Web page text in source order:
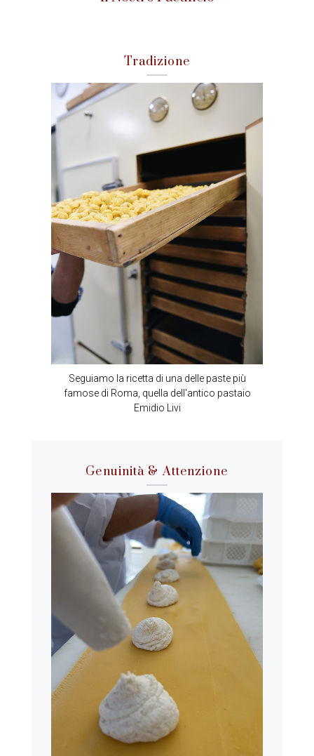
Tradizione
Seguiamo la ricetta di una delle paste più
famose di Roma, quella dell'antico pastaio
Emidio Livi
Genuinità & Attenzione